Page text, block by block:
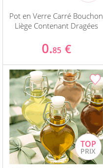
Pot en Verre Carré Bouchon
Liège Contenant Dragées
0.85 €